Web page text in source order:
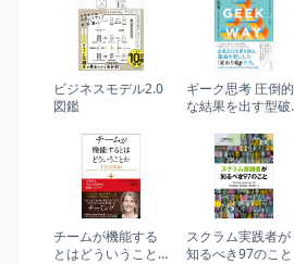
ビジネスモデル2.0
図鑑
ギーク思考 圧倒的
な結果を出す型破
チームが機能する
とはどういうこと
スクラム実践者が
知るべき97のこと